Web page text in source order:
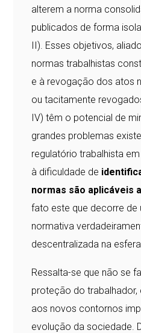
alterem a norma
publicados de forma
II). Esses objetivos,
normas trabalhistas
e à revogação dos atos
ou tacitamente
IV) têm o potencial de
grandes problemas
regulatório trabalhista
à dificuldade de
normas são aplicáveis
fato este que decorre de
normativa
descentralizada na
Ressalta-se que não se
proteção do trabalhador,
aos novos contornos
evolução da sociedade.